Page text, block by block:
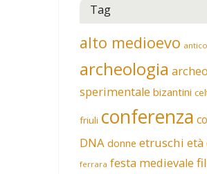
Tag
alto medioevo
archeologia
sperimentale bizantini
friuli conferenza
DNA donne etruschi età
ferrara festa medievale